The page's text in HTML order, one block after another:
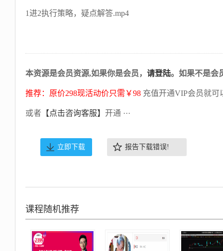
1进2执行策略，疑点解答.mp4
本资源是会员资源,如果你是会员， 请登陆。如果不是会
推荐：原价298现活动价只需￥98 充值开通VIP会员就可
或者 【点击咨询客服】 开通 ···
立即下载 报告下载错误!
课程随机推荐